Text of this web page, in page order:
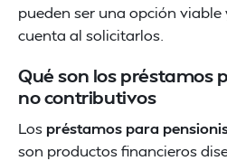
pueden ser una opción viable
cuenta al solicitarlos.
Qué son los préstamos
no contributivos
Los préstamos para
son productos financieros